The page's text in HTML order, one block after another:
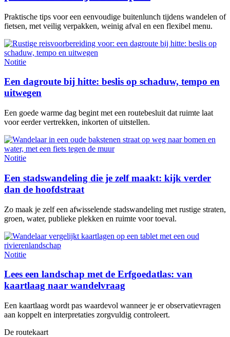
Praktische tips voor een eenvoudige buitenlunch tijdens wandelen of
fietsen, met veilig verpakken, weinig afval en een flexibel menu.
Notitie
Een dagroute bij hitte: beslis op schaduw, tempo en
uitwegen
Een goede warme dag begint met een routebesluit dat ruimte laat
voor eerder vertrekken, inkorten of uitstellen.
Notitie
Een stadswandeling die je zelf maakt: kijk verder
dan de hoofdstraat
Zo maak je zelf een afwisselende stadswandeling met rustige straten,
groen, water, publieke plekken en ruimte voor toeval.
Notitie
Lees een landschap met de Erfgoedatlas: van
kaartlaag naar wandelvraag
Een kaartlaag wordt pas waardevol wanneer je er observatievragen
aan koppelt en interpretaties zorgvuldig controleert.
De routekaart